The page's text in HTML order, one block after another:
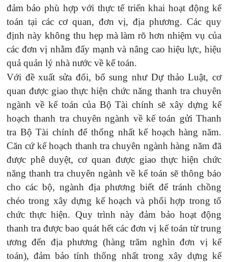
đảm bảo phù hợp với thực tế triển khai hoạt động kế
toán tại các cơ quan, đơn vị, địa phương. Các quy
định này không thu hẹp mà làm rõ hơn nhiệm vụ của
các đơn vị nhằm đẩy mạnh và nâng cao hiệu lực, hiệu
quả quản lý nhà nước về kế toán.
Với đề xuất sửa đổi, bổ sung như Dự thảo Luật, cơ
quan được giao thực hiện chức năng thanh tra chuyên
ngành về kế toán của Bộ Tài chính sẽ xây dựng kế
hoạch thanh tra chuyên ngành về kế toán gửi Thanh
tra Bộ Tài chính để thống nhất kế hoạch hàng năm.
Căn cứ kế hoạch thanh tra chuyên ngành hàng năm đã
được phê duyệt, cơ quan được giao thực hiện chức
năng thanh tra chuyên ngành về kế toán sẽ thông báo
cho các bộ, ngành địa phương biết để tránh chồng
chéo trong xây dựng kế hoạch và phối hợp trong tổ
chức thực hiện. Quy trình này đảm bảo hoạt động
thanh tra được bao quát hết các đơn vị kế toán từ trung
ương đến địa phương (hàng trăm nghìn đơn vị kế
toán), đảm bảo tính thống nhất trong xây dựng kế
Địa chỉ liên hệ
Tầng 2, Tòa B, Số 101 Láng Hạ, Đống Đa, Hà Nội
Điện thoại:1900.5555.26hoặc (024) 3773.9829